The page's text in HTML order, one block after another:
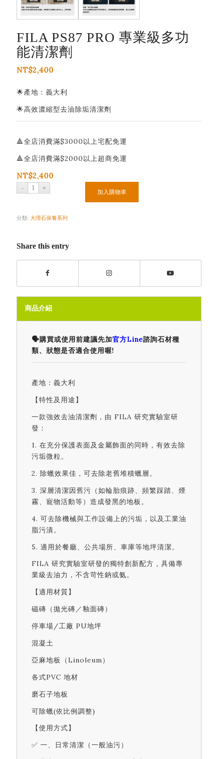
FILA PS87 PRO 專業級多功
能清潔劑
NT$2,400
🌟產地：義大利
🌟高效濃縮型去油除垢清潔劑
🔺全店消費滿$3000以上宅配免運
🔺全店消費滿$2000以上超商免運
NT$2,400
加入購物車
分類: 大理石保養系列
Share this entry
商品介紹
🗣️購買或使用前建議先加官方Line諮詢石材種
類、狀態是否適合使用喔!
產地：義大利
【特性及用途】
一款強效去油清潔劑，由 FILA 研究實驗室研
發：
1. 在充分保護表面及金屬飾面的同時，有效去除
污垢微粒。
2. 除蠟效果佳，可去除老舊堆積蠟層。
3. 深層清潔因舊污（如輪胎痕跡、頻繁踩踏、煙
霧、寵物活動等）造成發黑的地板。
4. 可去除機械與工作設備上的污垢，以及工業油
脂污漬。
5. 適用於餐廳、公共場所、車庫等地坪清潔。
FILA 研究實驗室研發的獨特創新配方，具備專
業級去油力，不含苛性鈉或氨。
【適用材質】
磁磚（拋光磚／釉面磚）
停車場/工廠 PU地坪
混凝土
亞麻地板（Linoleum）
各式PVC 地材
磨石子地板
可除蠟(依比例調整)
【使用方式】
✅ 一、日常清潔（一般油污）